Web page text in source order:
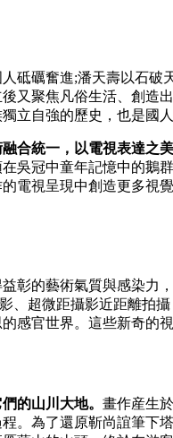
礪奮進;潘天壽以石破
又聚焦凡俗生活、創造
立自強的歷史，也是國
合統一，以電視表達之
吳冠中童年記憶中的鵝
電視呈現中創造更多視
的藝術氣質與感染力
、超微距攝影近距離拍
感官世界。這些新奇的
的山川大地。 畫作産生
。為了還原靳尚誼筆下